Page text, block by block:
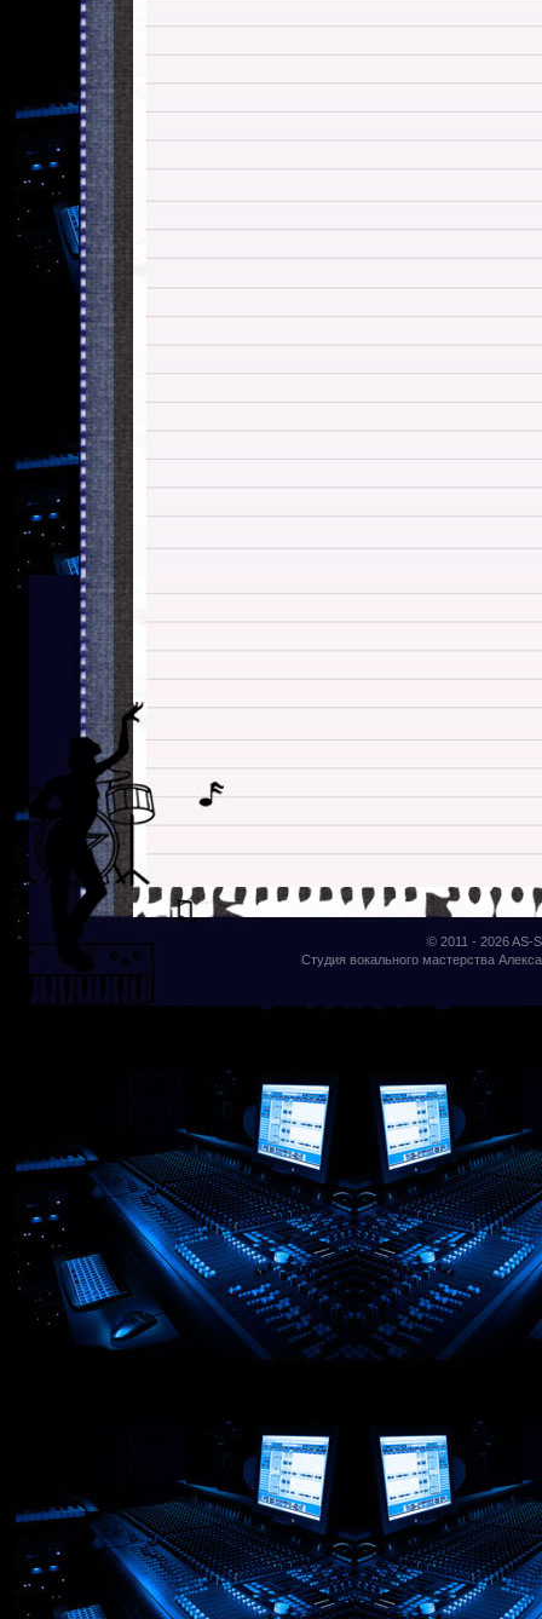
© 2011 - 2026AS-
Студия вокального мастерства